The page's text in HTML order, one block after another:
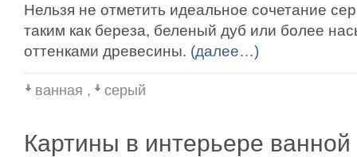
Нельзя не отметить идеальное сочетание
таким как береза, беленый дуб или более
оттенками древесины. (далее…)
ванная , серый
Картины в интерьере